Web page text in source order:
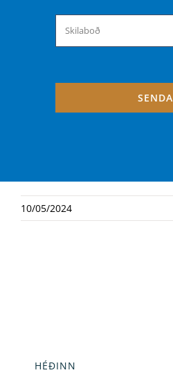
SENDA
10/05/2024
HÉÐINN